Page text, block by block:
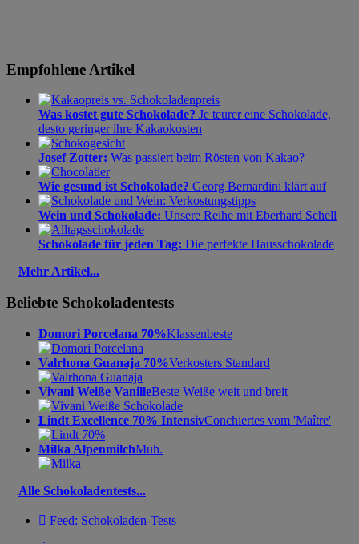
Empfohlene Artikel
Was kostet gute Schokolade? Je teurer eine Schokolade,
desto geringer ihre Kakaokosten
Josef Zotter: Was passiert beim Rösten von Kakao?
Wie gesund ist Schokolade? Georg Bernardini klärt auf
Wein und Schokolade: Unsere Reihe mit Eberhard Schell
Schokolade für jeden Tag: Die perfekte Hausschokolade
Mehr Artikel...
Beliebte Schokoladentests
Domori Porcelana 70%Klassenbeste
Valrhona Guanaja 70%Verkosters Standard
Vivani Weiße VanilleBeste Weiße weit und breit
Lindt Excellence 70% IntensivConchiertes vom 'Maître'
Milka AlpenmilchMuh.
Alle Schokoladentests...
 Feed: Schokoladen-Tests